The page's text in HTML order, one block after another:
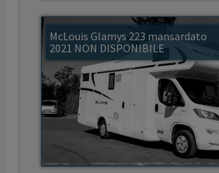
McLouis Glamys 223 mansardato
2021 NON DISPONIBILE